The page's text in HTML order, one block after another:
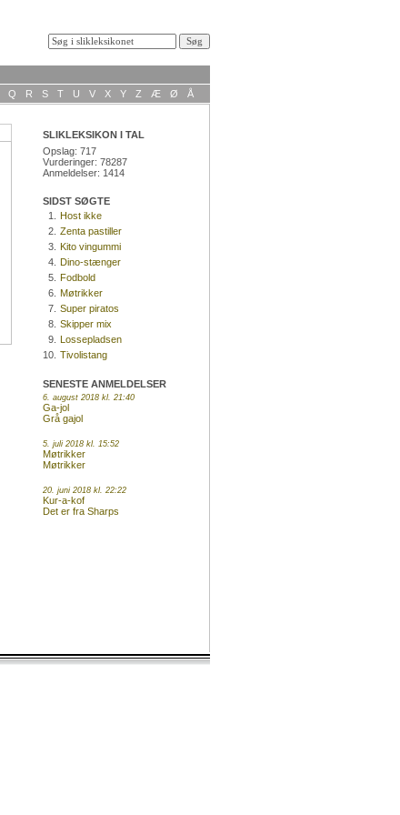
Q R S T U V X Y Z Æ Ø Å
SLIKLEKSIKON I TAL
Opslag: 717
Vurderinger: 78287
Anmeldelser: 1414
SIDST SØGTE
1.
Host ikke
2. Zenta pastiller
3. Kito vingummi
4. Dino-stænger
5. Fodbold
6. Møtrikker
7. Super piratos
8. Skipper mix
9. Lossepladsen
10. Tivolistang
SENESTE ANMELDELSER
6. august 2018 kl. 21:40
Ga-jol
Grå gajol
5. juli 2018 kl. 15:52
Møtrikker
Møtrikker
20. juni 2018 kl. 22:22
Kur-a-kof
Det er fra Sharps